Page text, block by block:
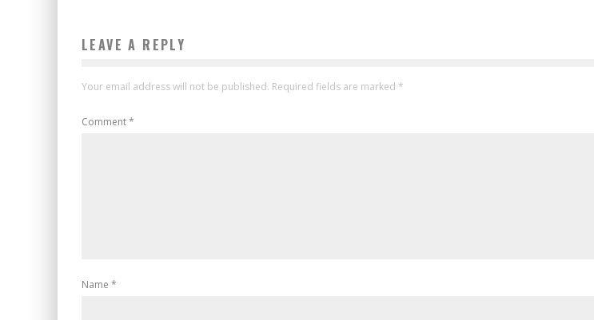
LEAVE A REPLY
Your email address will not be published. Required fields are marked *
Comment*
Name *